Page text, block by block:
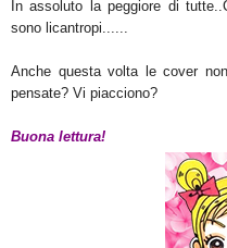
In assoluto la peggiore di
sono licantropi......
Anche questa volta le cover
pensate? Vi piacciono?
Buona lettura!